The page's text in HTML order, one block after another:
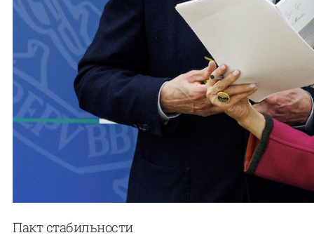
Пакт стабильности